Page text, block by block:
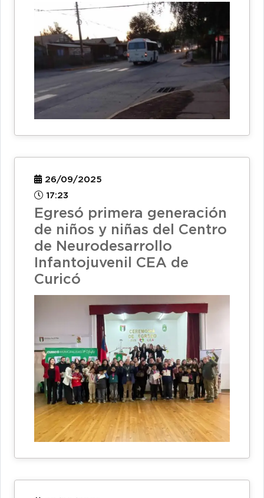
26/09/2025
17:23
Egresó primera generación
de niños y niñas del Centro
de Neurodesarrollo
Infantojuvenil CEA de
Curicó